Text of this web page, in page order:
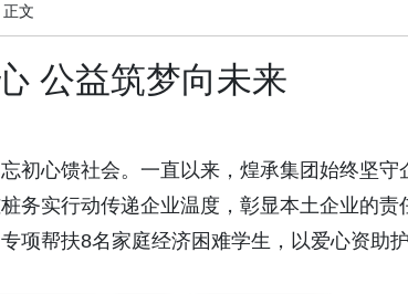
正文
公益筑梦向未来
初心馈社会。一直以来，煌承集团始终坚
务实行动传递企业温度，彰显本土企业的
项帮扶8名家庭经济困难学生，以爱心资助